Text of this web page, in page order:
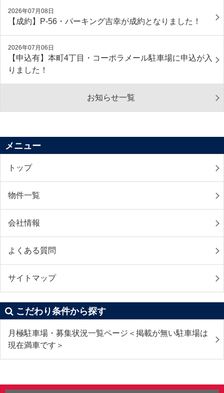
2026年07月08日
【成約】P-56・パーキング吉幸が成約となりました！
2026年07月06日
【申込有】本町4丁目・コーポラメール駐車場に申込が入
りました！
お知らせ一覧
メニュー
トップ
物件一覧
会社情報
よくある質問
サイトマップ
こだわり条件から探す
月極駐車場・募集状況一覧ページ＜掲載が無い駐車場は
現在満車です＞